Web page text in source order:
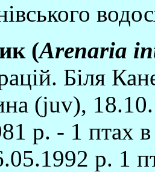
(Arenaria
Бiля
(juv),
р. - 1 птах
р. 1